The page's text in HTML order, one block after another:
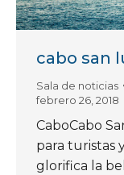
cabo san
Sala de noticias
febrero 26, 2018
CaboCabo
para turistas
glorifica la